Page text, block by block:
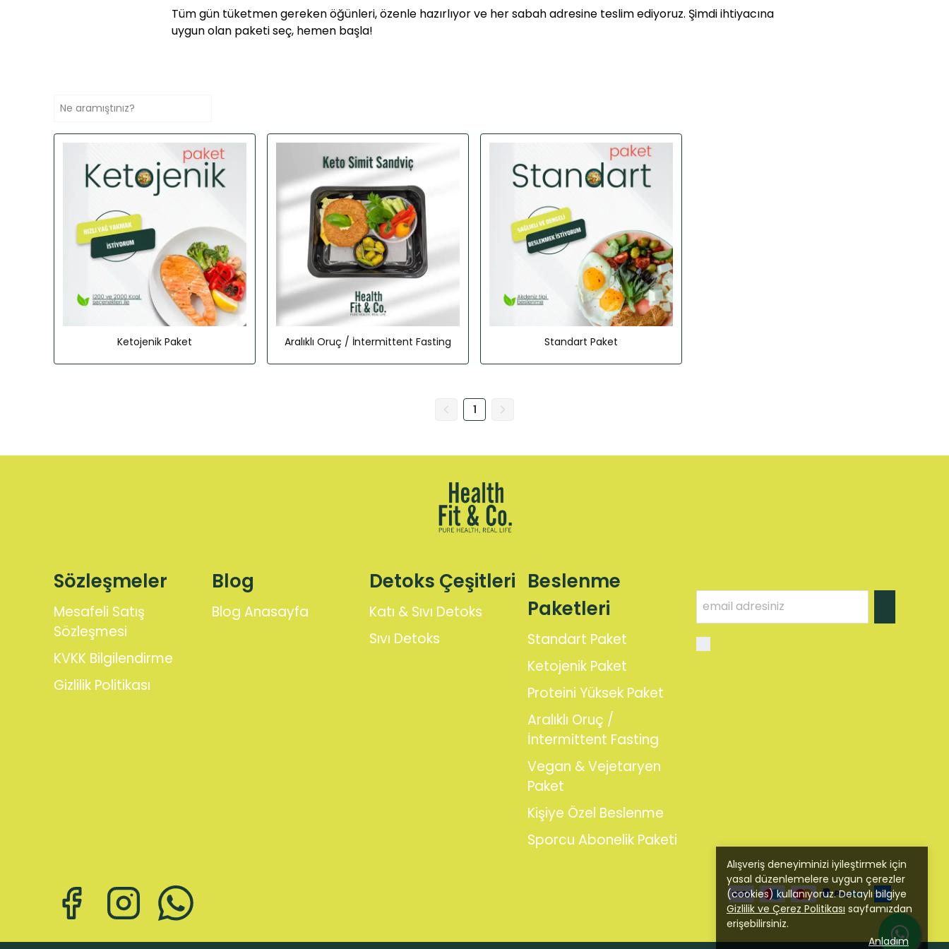
Alışveriş deneyiminizi iyileştirmek için
yasal düzenlemelere uygun çerezler
(cookies) kullanıyoruz. Detaylı bilgiye
Gizlilik ve Çerez Politikası sayfamızdan
erişebilirsiniz.
Anladım
Tüm gün tüketmen gereken öğünleri, özenle hazırlıyor ve her sabah adresine teslim ediyoruz. Şimdi ihtiyacına
uygun olan paketi seç, hemen başla!
Ketojenik Paket Aralıklı Oruç / İntermittent Fasting Standart Paket
1
Sözleşmeler
Mesafeli Satış
Sözleşmesi
KVKK Bilgilendirme
Gizlilik Politikası
Blog
Blog Anasayfa
Detoks Çeşitleri
Katı & Sıvı Detoks
Sıvı Detoks
Beslenme
Paketleri
Standart Paket
Ketojenik Paket
Proteini Yüksek Paket
Aralıklı Oruç /
İntermittent Fasting
Vegan & Vejetaryen
Paket
Kişiye Özel Beslenme
Sporcu Abonelik Paketi